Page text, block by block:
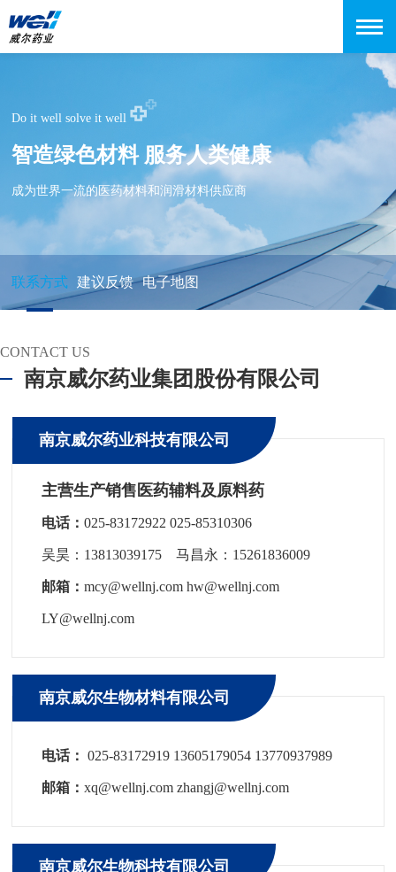
Do it well solve it well
智造绿色材料 服务人类健康
成为世界一流的医药材料和润滑材料供应商
联系方式 建议反馈 电子地图
CONTACT US
南京威尔药业集团股份有限公司
南京威尔药业科技有限公司
主营生产销售医药辅料及原料药
电话：025-83172922 025-85310306
吴昊：13813039175 马昌永：15261836009
邮箱：mcy@wellnj.com hw@wellnj.com
LY@wellnj.com
南京威尔生物材料有限公司
电话：025-83172919 13605179054 13770937989
邮箱：xq@wellnj.com zhangj@wellnj.com
南京威尔生物科技有限公司